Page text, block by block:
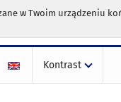
w Twoim urządzeniu
Kontrast